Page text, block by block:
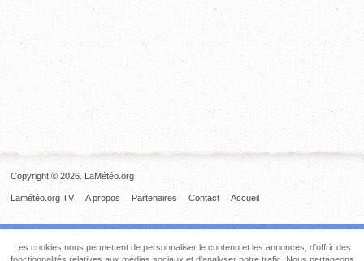
Copyright © 2026. LaMétéo.org
Accueil
Contact
Partenaires
A propos
Lamétéo.org TV
Les cookies nous permettent de personnaliser le contenu et les annonces, d'offrir des